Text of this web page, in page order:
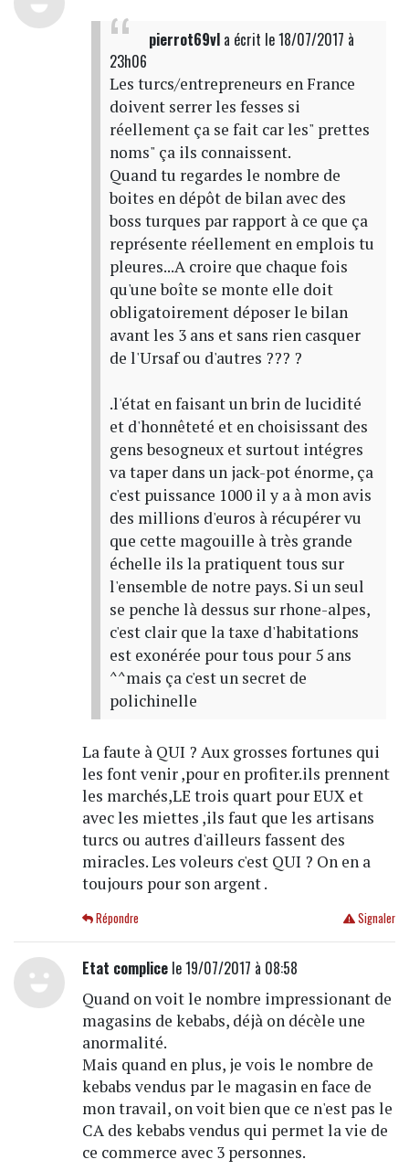
pierrot69vla écrit le 18/07/2017 à
23h06
Les turcs/entrepreneurs en France
doivent serrer les fesses si
réellement ça se fait car les" prettes
noms" ça ils connaissent.
Quand tu regardes le nombre de
boites en dépôt de bilan avec des
boss turques par rapport à ce que ça
représente réellement en emplois tu
pleures...A croire que chaque fois
qu'une boîte se monte elle doit
obligatoirement déposer le bilan
avant les 3 ans et sans rien casquer
de l'Ursaf ou d'autres ??? ?
.l'état en faisant un brin de lucidité
et d'honnêteté et en choisissant des
gens besogneux et surtout intégres
va taper dans un jack-pot énorme, ça
c'est puissance 1000 il y a à mon avis
des millions d'euros à récupérer vu
que cette magouille à très grande
échelle ils la pratiquent tous sur
l'ensemble de notre pays. Si un seul
se penche là dessus sur rhone-alpes,
c'est clair que la taxe d'habitations
est exonérée pour tous pour 5 ans
^^mais ça c'est un secret de
polichinelle
La faute à QUI ? Aux grosses fortunes qui
les font venir ,pour en profiter.ils prennent
les marchés,LE trois quart pour EUX et
avec les miettes ,ils faut que les artisans
turcs ou autres d'ailleurs fassent des
miracles. Les voleurs c'est QUI ? On en a
toujours pour son argent .
Signaler
Répondre
Etat complicele 19/07/2017 à 08:58
Quand on voit le nombre impressionant de
magasins de kebabs, déjà on décèle une
anormalité.
Mais quand en plus, je vois le nombre de
kebabs vendus par le magasin en face de
mon travail, on voit bien que ce n'est pas le
CA des kebabs vendus qui permet la vie de
ce commerce avec 3 personnes.